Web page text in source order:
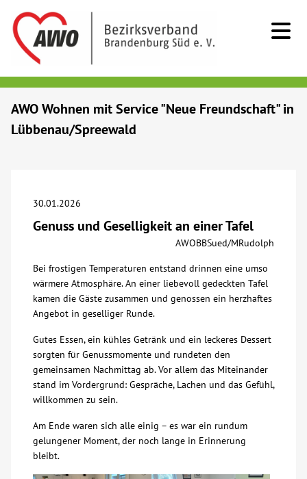
Senioren
Bildung
Veranstaltungen
Mitmachen
AWO Wohnen mit Service "Neue Freundschaft" in
Lübbenau/Spreewald
30.01.2026
Genuss und Geselligkeit an einer Tafel
AWOBBSued/MRudolph
Bei frostigen Temperaturen entstand drinnen eine umso
wärmere Atmosphäre. An einer liebevoll gedeckten Tafel
kamen die Gäste zusammen und genossen ein herzhaftes
Angebot in geselliger Runde.
Gutes Essen, ein kühles Getränk und ein leckeres Dessert
sorgten für Genussmomente und rundeten den
gemeinsamen Nachmittag ab. Vor allem das Miteinander
stand im Vordergrund: Gespräche, Lachen und das Gefühl,
willkommen zu sein.
Am Ende waren sich alle einig – es war ein rundum
gelungener Moment, der noch lange in Erinnerung
bleibt.